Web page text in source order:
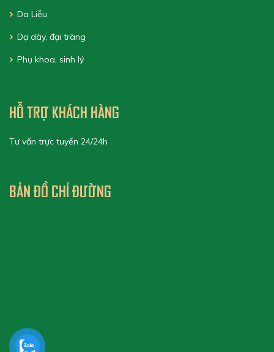
Da Liễu
Dạ dày, đại tràng
Phụ khoa, sinh lý
HỖ TRỢ KHÁCH HÀNG
Tư vấn trực tuyến 24/24h
BẢN ĐỒ CHỈ ĐƯỜNG